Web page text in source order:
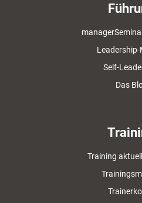
Leadership-
Self-
Das
Training